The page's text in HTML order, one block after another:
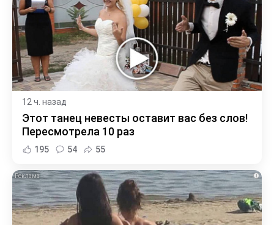
12 ч. назад
Этот танец невесты оставит вас без слов!
Пересмотрела 10 раз
195 54 55
i